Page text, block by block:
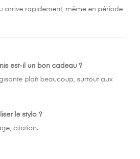
arrive rapidement, même en période
est-il un bon cadeau ?
plaît beaucoup, surtout aux
le stylo ?
citation.